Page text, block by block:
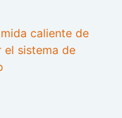
caliente de
el sistema de